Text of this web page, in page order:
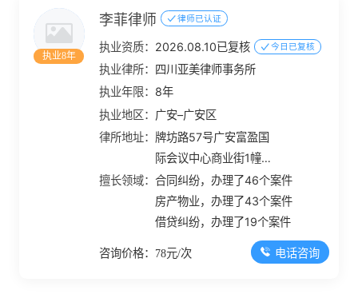
执业8年
李菲律师 律师已认证
执业资质： 2026.08.10已复核 今日已复核
执业律所： 四川亚美律师事务所
执业年限： 8年
执业地区： 广安–广安区
律所地址： 牌坊路57号广安富盈国
际会议中心商业街1幢
219-223号、225号
擅长领域：合同纠纷，办理了46个案件
房产物业，办理了43个案件
借贷纠纷，办理了19个案件
咨询价格：78元/次 电话咨询